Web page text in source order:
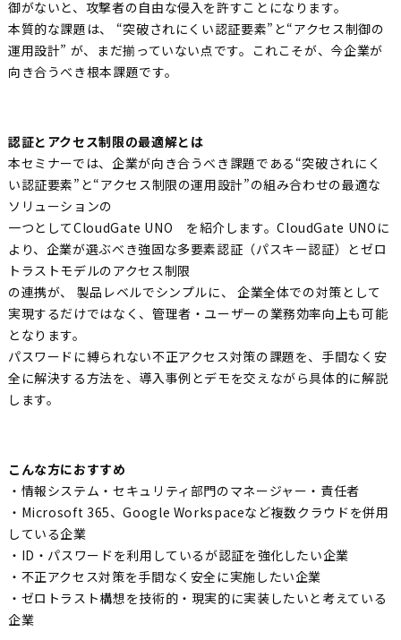
御がないと、攻撃者の自由な侵入を許すことになります。
本質的な課題は、 “突破されにくい認証要素”と“アクセス制御の
運用設計” が、まだ揃っていない点です。これこそが、今企業が
向き合うべき根本課題です。
認証とアクセス制限の最適解とは
本セミナーでは、企業が向き合うべき課題である“突破されにく
い認証要素”と“アクセス制限の運用設計”の組み合わせの最適な
ソリューションの
一つとしてCloudGate UNO を紹介します。CloudGate UNOに
より、企業が選ぶべき強固な多要素認証（パスキー認証）とゼロ
トラストモデルのアクセス制限
の連携が、 製品レベルでシンプルに、 企業全体での対策として
実現するだけではなく、管理者・ユーザーの業務効率向上も可能
となります。
パスワードに縛られない不正アクセス対策の課題を、手間なく安
全に解決する方法を、導入事例とデモを交えながら具体的に解説
します。
こんな方におすすめ
・情報システム・セキュリティ部門のマネージャー・責任者
・Microsoft 365、Google Workspaceなど複数クラウドを併用
している企業
・ID・パスワードを利用しているが認証を強化したい企業
・不正アクセス対策を手間なく安全に実施したい企業
・ゼロトラスト構想を技術的・現実的に実装したいと考えている
企業